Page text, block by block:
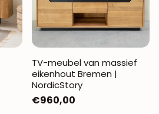
TV-meubel van massief
eikenhout Bremen |
NordicStory
Normale
€960,00